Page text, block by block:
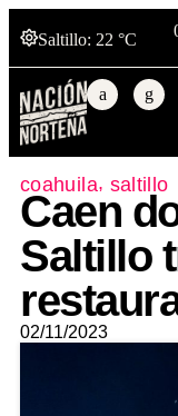
Saltillo: 22 °C
coahuila, saltillo
Caen
Saltillo
02/11/2023